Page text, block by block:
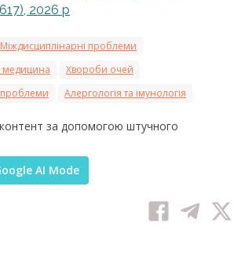
2026 р
Міждисциплінарні проблеми
медицина
Хвороби очей
проблеми
Алергологія та імунологія
за допомогою штучного
AI Mode